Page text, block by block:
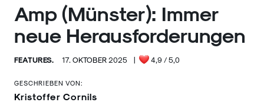
Amp (Münster): Immer
neue Herausforderungen
FEATURES. 17. OKTOBER 2025 | 4,9 / 5,0
GESCHRIEBEN VON:
Kristoffer Cornils